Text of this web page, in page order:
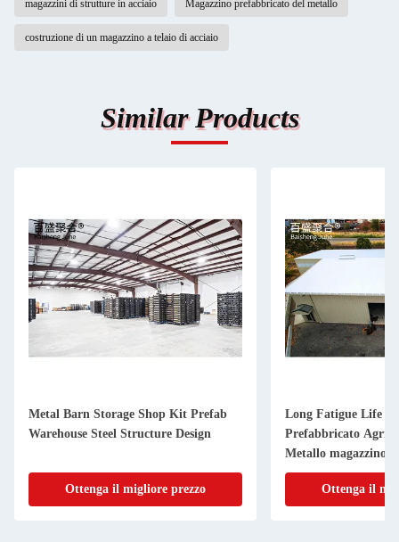
magazzini di strutture in acciaio Magazzino prefabbricato del metallo
costruzione di un magazzino a telaio di acciaio
Similar Products
Metal Barn Storage Shop Kit Prefab
Warehouse Steel Structure Design
Ottenga il migliore prezzo
Long Fatigue Life
Prefabbricato
Metallo magazzino
Frame spazio
Ottenga il